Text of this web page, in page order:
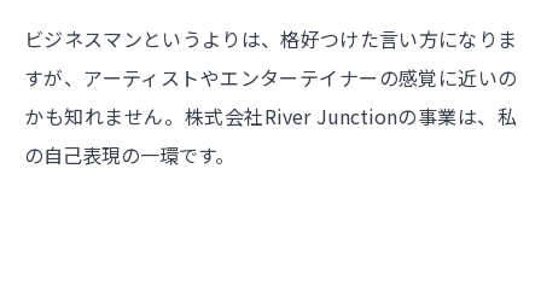
ビジネスマンというよりは、格好つけた言い方になりま
すが、アーティストやエンターテイナーの感覚に近いの
かも知れません。株式会社River Junctionの事業は、私
の自己表現の一環です。